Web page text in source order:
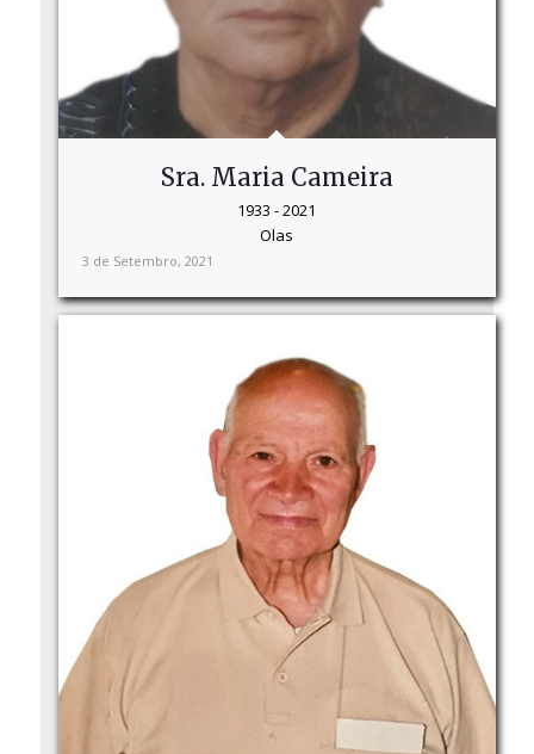
Sra. Maria Cameira
1933 - 2021
Olas
3 de Setembro, 2021